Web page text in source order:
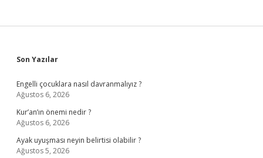
Sidebar
Son Yazılar
Engelli çocuklara nasıl davranmalıyız ?
Ağustos 6, 2026
Kur’an’ın önemi nedir ?
Ağustos 6, 2026
Ayak uyuşması neyin belirtisi olabilir ?
Ağustos 5, 2026